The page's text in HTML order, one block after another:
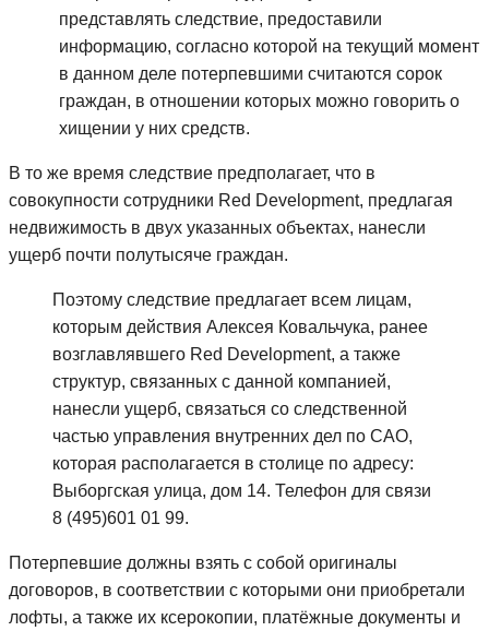
представлять следствие, предоставили
информацию, согласно которой на текущий момент
в данном деле потерпевшими считаются сорок
граждан, в отношении которых можно говорить о
хищении у них средств.
В то же время следствие предполагает, что в
совокупности сотрудники Red Development, предлагая
недвижимость в двух указанных объектах, нанесли
ущерб почти полутысяче граждан.
Поэтому следствие предлагает всем лицам,
которым действия Алексея Ковальчука, ранее
возглавлявшего Red Development, а также
структур, связанных с данной компанией,
нанесли ущерб, связаться со следственной
частью управления внутренних дел по САО,
которая располагается в столице по адресу:
Выборгская улица, дом 14. Телефон для связи
8 (495)601 01 99.
Потерпевшие должны взять с собой оригиналы
договоров, в соответствии с которыми они приобретали
лофты, а также их ксерокопии, платёжные документы и